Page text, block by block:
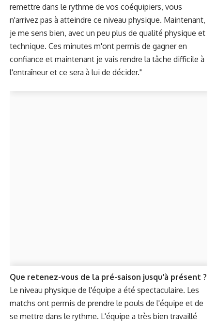
remettre dans le rythme de vos coéquipiers, vous
n'arrivez pas à atteindre ce niveau physique. Maintenant,
je me sens bien, avec un peu plus de qualité physique et
technique. Ces minutes m'ont permis de gagner en
confiance et maintenant je vais rendre la tâche difficile à
l'entraîneur et ce sera à lui de décider."
Que retenez-vous de la pré-saison jusqu'à présent ?
Le niveau physique de l'équipe a été spectaculaire. Les
matchs ont permis de prendre le pouls de l'équipe et de
se mettre dans le rythme. L'équipe a très bien travaillé